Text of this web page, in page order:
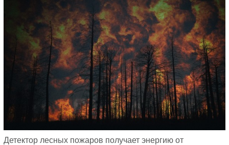
Детектор лесных пожаров получает энергию от